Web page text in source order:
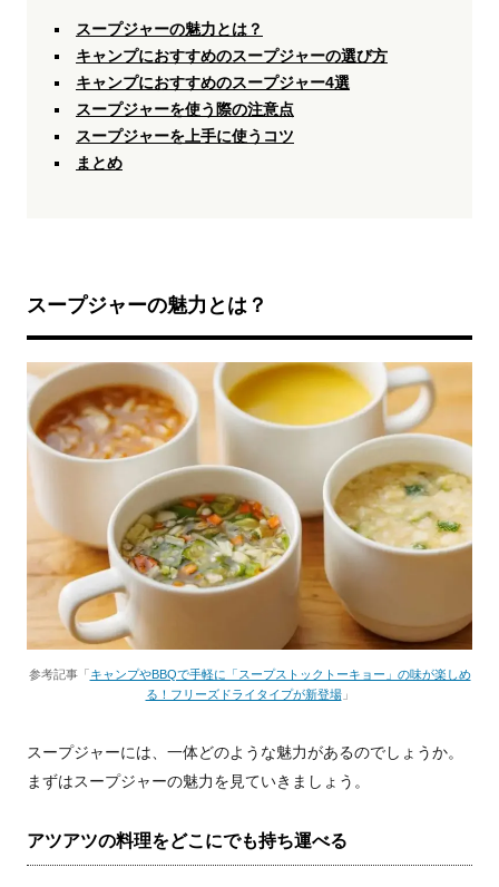
スープジャーの魅力とは？
キャンプにおすすめのスープジャーの選び方
キャンプにおすすめのスープジャー4選
スープジャーを使う際の注意点
スープジャーを上手に使うコツ
まとめ
スープジャーの魅力とは？
参考記事「 キャンプやBBQで手軽に「スープストックトーキョー」の味が楽しめ
る！フリーズドライタイプが新登場」
スープジャーには、一体どのような魅力があるのでしょうか。
まずはスープジャーの魅力を見ていきましょう。
アツアツの料理をどこにでも持ち運べる